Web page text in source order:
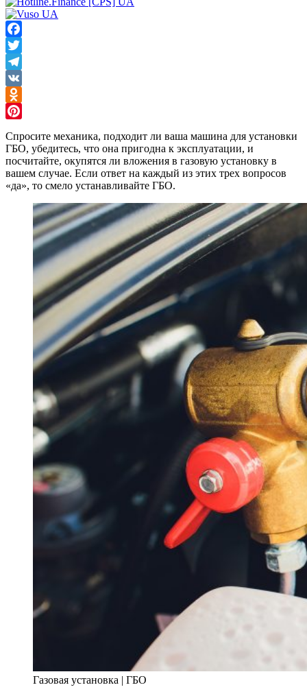
Facebook
Twitter
Telegram
VK
Odnoklassniki
Спросите механика, подходит ли ваша машина для установки
ГБО, убедитесь, что она пригодна к эксплуатации, и
посчитайте, окупятся ли вложения в газовую установку в
вашем случае. Если ответ на каждый из этих трех вопросов
«да», то смело устанавливайте ГБО.
Газовая установка | ГБО